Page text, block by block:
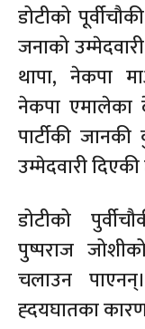
डोटीको
जनाको
थापा, नेकपा
नेकपा एमालेका
पार्टीकी
उम्मेदवारी
डोटीको
पुष्पराज
चलाउन
ह्दयघातका